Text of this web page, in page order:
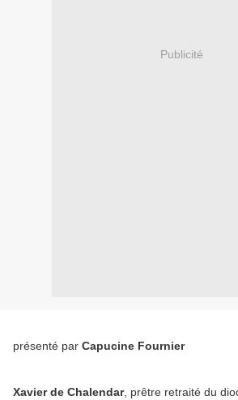
Publicité
présenté par Capucine Fournier
Xavier de Chalendar, prêtre retraité du